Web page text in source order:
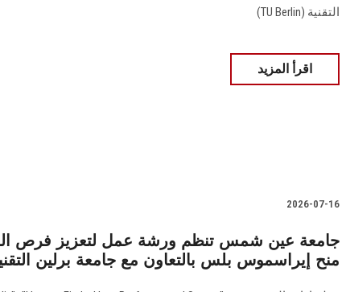
التقنية (TU Berlin)
اقرأ المزيد
2026-07-16
جامعة عين شمس تنظم ورشة عمل لتعزيز فرص
منح إيراسموس بلس بالتعاون مع جامعة برلين